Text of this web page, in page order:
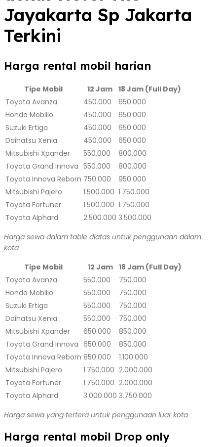
Jayakarta Sp Jakarta
Terkini
Harga rental mobil harian
Tipe Mobil 12 Jam 18 Jam (Full Day)
Toyota Avanza
450.000
650.000
Honda Mobilio
450.000
650.000
Suzuki Ertiga
450.000
650.000
Daihatsu Xenia
450.000
650.000
Mitsubishi Xpander
550.000
800.000
Toyota Grand Innova 550.000
800.000
Toyota Innova Reborn 750.000
950.000
Mitsubishi Pajero
1.500.000 1.750.000
Toyota Fortuner
1.500.000 1.750.000
Toyota Alphard
2.500.000 3.500.000
Harga sewa dalam table diatas untuk penggunaan dalam
kota
Tipe Mobil
12 Jam
18 Jam (Full Day)
Toyota Avanza
550.000
750.000
Honda Mobilio
550.000
750.000
Suzuki Ertiga
550.000
750.000
Daihatsu Xenia
550.000
750.000
Mitsubishi Xpander
650.000
850.000
Toyota Grand Innova 650.000
850.000
Toyota Innova Reborn 850.000
1.100.000
Mitsubishi Pajero
1.750.000 2.000.000
Toyota Fortuner
1.750.000 2.000.000
Toyota Alphard
3.000.000 3.750.000
Harga sewa yang tertera untuk penggunaan luar kota
Harga rental mobil Drop only